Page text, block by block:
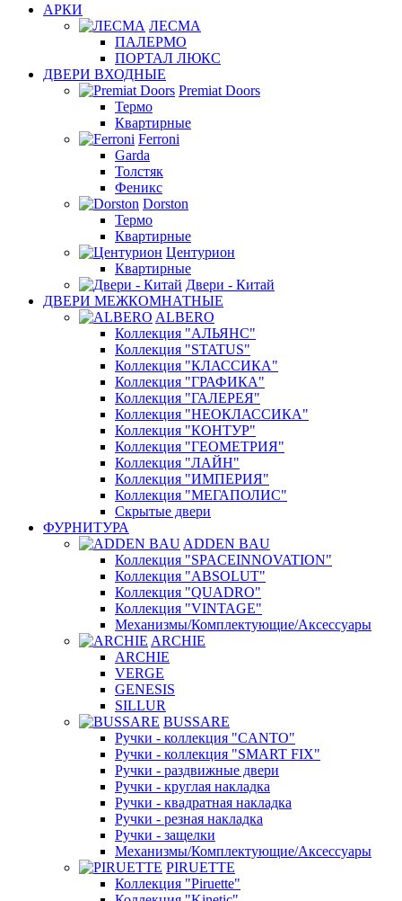
АРКИ
ЛЕСМА
ПАЛЕРМО
ПОРТАЛ ЛЮКС
ДВЕРИ ВХОДНЫЕ
Premiat Doors
Термо
Квартирные
Ferroni
Garda
Толстяк
Феникс
Dorston
Термо
Квартирные
Центурион
Квартирные
Двери - Китай
ДВЕРИ МЕЖКОМНАТНЫЕ
ALBERO
Коллекция "АЛЬЯНС"
Коллекция "STATUS"
Коллекция "КЛАССИКА"
Коллекция "ГРАФИКА"
Коллекция "ГАЛЕРЕЯ"
Коллекция "НЕОКЛАССИКА"
Коллекция "КОНТУР"
Коллекция "ГЕОМЕТРИЯ"
Коллекция "ЛАЙН"
Коллекция "ИМПЕРИЯ"
Коллекция "МЕГАПОЛИС"
Скрытые двери
ФУРНИТУРА
ADDEN BAU
Коллекция "SPACEINNOVATION"
Коллекция "ABSOLUT"
Коллекция "QUADRO"
Коллекция "VINTAGE"
Механизмы/Комплектующие/Аксессуары
ARCHIE
ARCHIE
VERGE
GENESIS
SILLUR
BUSSARE
Ручки - коллекция "CANTO"
Ручки - коллекция "SMART FIX"
Ручки - раздвижные двери
Ручки - круглая накладка
Ручки - квадратная накладка
Ручки - резная накладка
Ручки - защелки
Механизмы/Комплектующие/Аксессуары
PIRUETTE
Коллекция "Piruette"